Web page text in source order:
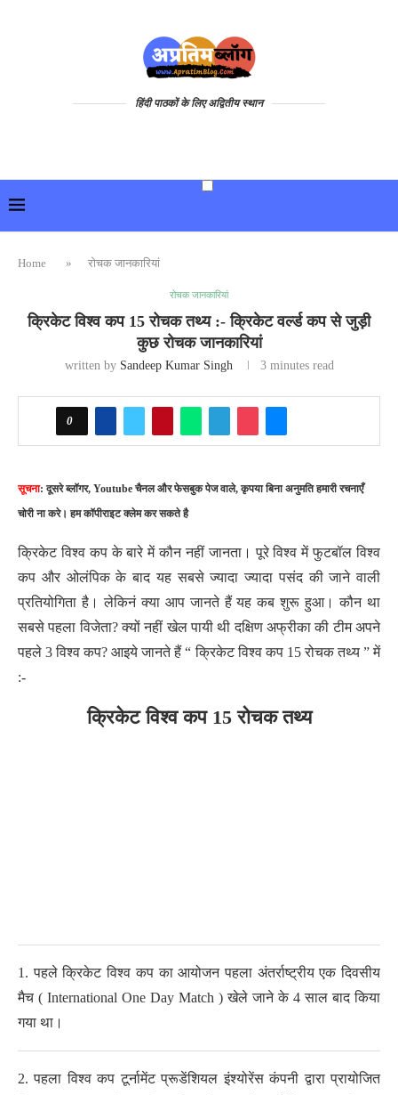
हिंदी पाठकों के लिए अद्वितीय स्थान
Home » रोचक जानकारियां
रोचक जानकारियां
क्रिकेट विश्व कप 15 रोचक तथ्य :- क्रिकेट वर्ल्ड कप से जुड़ी
कुछ रोचक जानकारियां
written by Sandeep Kumar Singh 3 minutes read
0
सूचना: दूसरे ब्लॉगर, Youtube चैनल और फेसबुक पेज वाले, कृपया बिना अनुमति हमारी रचनाएँ
चोरी ना करे। हम कॉपीराइट क्लेम कर सकते है
क्रिकेट विश्व कप के बारे में कौन नहीं जानता। पूरे विश्व में फुटबॉल विश्व
कप और ओलंपिक के बाद यह सबसे ज्यादा ज्यादा पसंद की जाने वाली
प्रतियोगिता है। लेकिनं क्या आप जानते हैं यह कब शुरू हुआ। कौन था
सबसे पहला विजेता? क्यों नहीं खेल पायी थी दक्षिण अफ्रीका की टीम अपने
पहले 3 विश्व कप? आइये जानते हैं “ क्रिकेट विश्व कप 15 रोचक तथ्य ” में
:-
क्रिकेट विश्व कप 15 रोचक तथ्य
1. पहले क्रिकेट विश्व कप का आयोजन पहला अंतर्राष्ट्रीय एक दिवसीय
मैच ( International One Day Match ) खेले जाने के 4 साल बाद किया
गया था।
2. पहला विश्व कप टूर्नामेंट प्रूडेंशियल इंश्योरेंस कंपनी द्वारा प्रायोजित